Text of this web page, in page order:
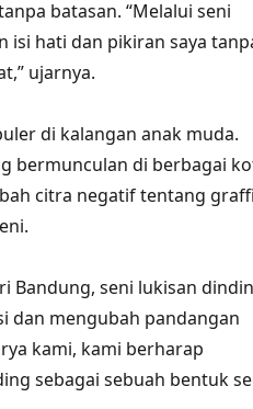
batasan. “Melalui seni
isi hati dan pikiran saya
ujarnya.
di kalangan anak muda.
bermunculan di berbagai
citra negatif tentang
Bandung, seni lukisan
dan mengubah pandangan
kami, kami berharap
sebagai sebuah bentuk